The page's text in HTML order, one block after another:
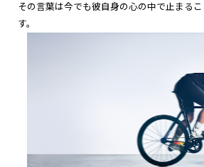
その言葉は今でも彼自身の心の中で止まるこ
す。